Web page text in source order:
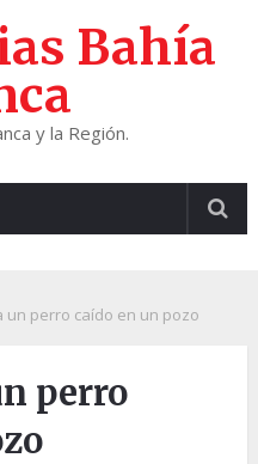
Bahía
y la Región.
un perro caído en un pozo
perro